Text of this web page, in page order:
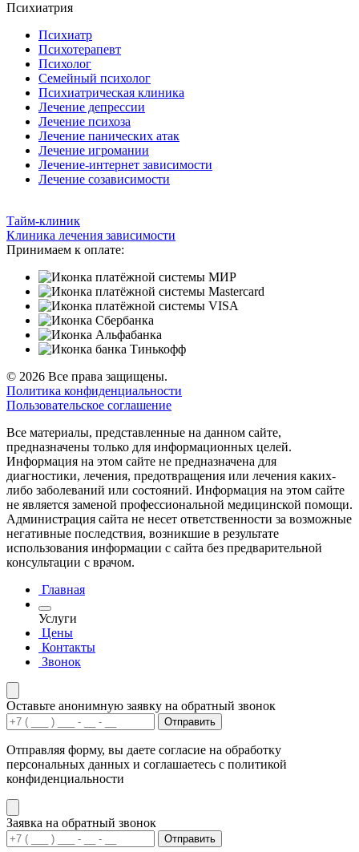
Психиатрия
Психиатр
Психотерапевт
Психолог
Семейный психолог
Психиатрическая клиника
Лечение депрессии
Лечение психоза
Лечение панических атак
Лечение игромании
Лечение-интернет зависимости
Лечение созависимости
Тайм-клиник
Клиника лечения зависимости
Принимаем к оплате:
© 2026 Все права защищены.
Политика конфиденциальности
Пользовательское соглашение
Все материалы, представленные на данном сайте,
предназначены только для информационных целей.
Информация на этом сайте не предназначена для
диагностики, лечения, предотвращения или лечения каких-
либо заболеваний или состояний. Информация на этом сайте
не является заменой профессиональной медицинской помощи.
Администрация сайта не несет ответственности за возможные
негативные последствия, возникшие в результате
использования информации с сайта без предварительной
консультации с врачом.
Главная
Услуги
Цены
Контакты
Звонок
Оставьте анонимную заявку на обратный звонок
Отправить
Отправляя форму, вы даете согласие на обработку
персональных данных и соглашаетесь с политикой
конфиденциальности
Заявка на обратный звонок
Отправить